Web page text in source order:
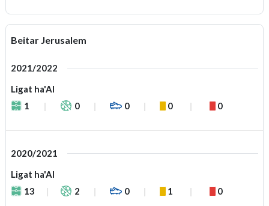
Beitar Jerusalem
2021/2022
Ligat ha'Al
1
0 0 0 0
2020/2021
Ligat ha'Al
13
2 0 1 0